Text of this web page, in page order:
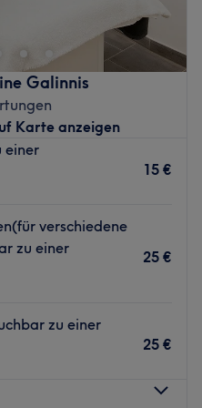
Permanent
perfekten Augenbrauen
kannst du dich entspannt
2 Gehminuten vom
passionierte
viel Zeit, um die
und die
Inhaltsstoffe.
friendly und
Galinnis
Karte anzeigen
einer
15 €
verschiedene
zu einer
25 €
zu einer
25 €